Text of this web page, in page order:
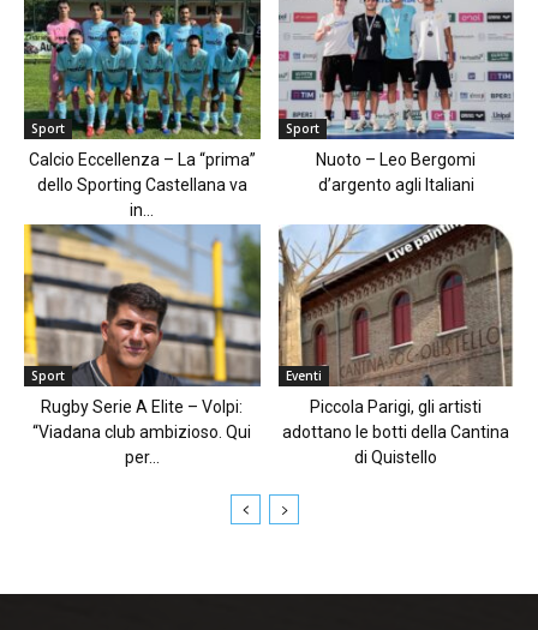
Sport
Calcio Eccellenza – La “prima”
dello Sporting Castellana va
in...
Sport
Nuoto – Leo Bergomi
d’argento agli Italiani
Sport
Rugby Serie A Elite – Volpi:
“Viadana club ambizioso. Qui
per...
Eventi
Piccola Parigi, gli artisti
adottano le botti della Cantina
di Quistello